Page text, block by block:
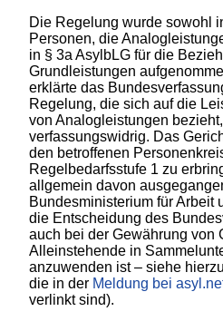
Die Regelung wurde sowohl
Personen, die
in § 3a AsylbLG für die
Grundleistungen
erklärte das
Regelung, die sich auf die
von Analogleistungen
verfassungswidrig. Das
den betroffenen
Regelbedarfsstufe 1 zu
allgemein davon
Bundesministerium für Arbeit
die Entscheidung des
auch bei der Gewährung von
Alleinstehende in
anzuwenden ist – siehe
die in der Meldung bei
verlinkt sind).